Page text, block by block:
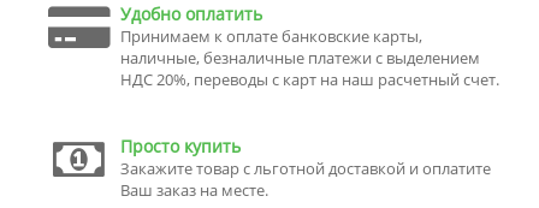
Удобно оплатить
Принимаем к оплате банковские карты,
наличные, безналичные платежи с выделением
НДС 20%, переводы с карт на наш расчетный счет.
Просто купить
Закажите товар с льготной доставкой и оплатите
Ваш заказ на месте.